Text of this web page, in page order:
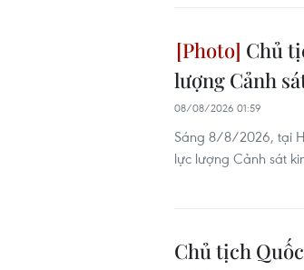
Chủ
lượng Cảnh
08/08/2026 01:59
Sáng 8/8/2026, tại
lực lượng Cảnh sát
Chủ tịch